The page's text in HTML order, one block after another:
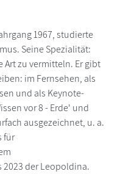
1967, studierte
Seine Spezialität:
zu vermitteln. Er gibt
im Fernsehen, als
und als Keynote-
vor 8 - Erde' und
ausgezeichnet, u. a.
für
der Leopoldina.